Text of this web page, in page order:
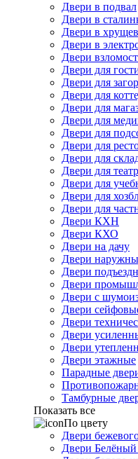
Двери в подвал
Двери в
Двери в
Двери в
Двери
Двери для
Двери для
Двери для
Двери для
Двери для
Двери для
Двери для
Двери для
Двери для
Двери для
Двери для
Двери для
Двери КХН
Двери КХО
Двери на дачу
Двери
Двери
Двери
Двери с
Двери
Двери
Двери
Двери
Двери этажные
Парадные
Тамбурные
Показать все
По цвету
Двери
Двери Белёный